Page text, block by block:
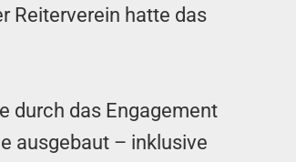
Reiterverein hatte das
durch das Engagement
ausgebaut – inklusive